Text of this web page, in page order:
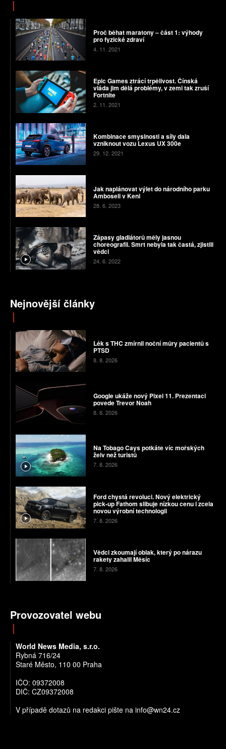
Proč běhat maratony – část 1: výhody
pro fyzické zdraví
4. 11. 2021
Epic Games ztrácí trpělivost. Čínská
vláda jim dělá problémy, v zemi tak zruší
Fortnite
2. 11. 2021
Kombinace smyslnosti a síly dala
vzniknout vozu Lexus UX 300e
29. 12. 2021
Jak naplánovat výlet do národního parku
Amboseli v Keni
28. 6. 2023
Zápasy gladiátorů měly jasnou
choreografii. Smrt nebyla tak častá, zjistili
vědci
24. 6. 2022
Nejnovější články
Lék s THC zmírnil noční můry pacientů s
PTSD
8. 8. 2026
Google ukáže nový Pixel 11. Prezentaci
povede Trevor Noah
8. 8. 2026
Na Tobago Cays potkáte víc mořských
želv než turistů
7. 8. 2026
Ford chystá revoluci. Nový elektrický
pick-up Fathom slibuje nízkou cenu i zcela
novou výrobní technologii
7. 8. 2026
Vědci zkoumají oblak, který po nárazu
rakety zahalil Měsíc
7. 8. 2026
Provozovatel webu
World News Media, s.r.o.
Rybná 716/24
Staré Město, 110 00 Praha
IČO: 09372008
DIČ: CZ09372008
V případě dotazů na redakci pište na info@wn24.cz